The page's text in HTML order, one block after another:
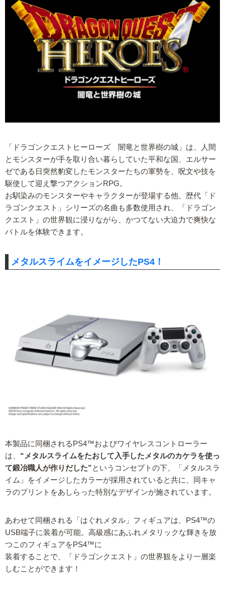
「ドラゴンクエストヒーローズ 闇竜と世界樹の城」は、人間
とモンスターが手を取り合い暮らしていた平和な国、エルサー
ゼである日突然豹変したモンスターたちの軍勢を、呪文や技を
駆使して迎え撃つアクションRPG。
お馴染みのモンスターやキャラクターが登場する他、歴代「ド
ラゴンクエスト」シリーズの名曲も多数使用され、「ドラゴン
クエスト」の世界観に浸りながら、かつてない大迫力で爽快な
バトルを体験できます。
メタルスライムをイメージしたPS4！
本製品に同梱されるPS4™およびワイヤレスコントローラー
は、 “メタルスライムをたおして入手したメタルのカケラを使っ
て鍛冶職人が作りだした”というコンセプトの下、「メタルスラ
イム」をイメージしたカラーが採用されていると共に、同キャ
ラのプリントをあしらった特別なデザインが施されています。
あわせて同梱される「はぐれメタル」フィギュアは、PS4™の
USB端子に装着が可能。高級感にあふれメタリックな輝きを放
つこのフィギュアをPS4™に
装着することで、「ドラゴンクエスト」の世界観をより一層楽
しむことができます！